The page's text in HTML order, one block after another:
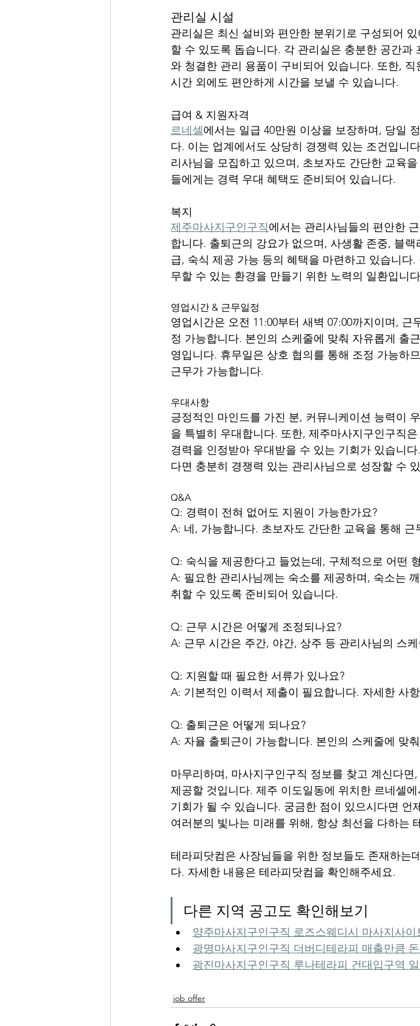
관리실 시설
관리실은 최신 설비와 편안한 분위기로 구성되어
할 수 있도록 돕습니다. 각 관리실은 충분한 공간과
와 청결한 관리 용품이 구비되어 있습니다. 또한,
시간 외에도 편안하게 시간을 보낼 수 있습니다.
급여 & 지원자격
르네셀에서는 일급 40만원 이상을 보장하며, 당일
다. 이는 업계에서도 상당히 경쟁력 있는 조건입니
리사님을 모집하고 있으며, 초보자도 간단한 교육
들에게는 경력 우대 혜택도 준비되어 있습니다.
복지
제주마사지구인구직에서는 관리사님들의 편안한
합니다. 출퇴근의 강요가 없으며, 사생활 존중, 블
급, 숙식 제공 가능 등의 혜택을 마련하고 있습니다
무할 수 있는 환경을 만들기 위한 노력의 일환입니
영업시간 & 근무일정
영업시간은 오전 11:00부터 새벽 07:00까지이며,
정 가능합니다. 본인의 스케줄에 맞춰 자유롭게 출
영입니다. 휴무일은 상호 협의를 통해 조정 가능하
근무가 가능합니다.
우대사항
긍정적인 마인드를 가진 분, 커뮤니케이션 능력이
을 특별히 우대합니다. 또한, 제주마사지구인구직
경력을 인정받아 우대받을 수 있는 기회가 있습니
다면 충분히 경쟁력 있는 관리사님으로 성장할 수
Q&A
Q: 경력이 전혀 없어도 지원이 가능한가요?
A: 네, 가능합니다. 초보자도 간단한 교육을 통해 근
Q: 숙식을 제공한다고 들었는데, 구체적으로 어떤
A: 필요한 관리사님께는 숙소를 제공하며, 숙소는
취할 수 있도록 준비되어 있습니다.
Q: 근무 시간은 어떻게 조정되나요?
A: 근무 시간은 주간, 야간, 상주 등 관리사님의 스
Q: 지원할 때 필요한 서류가 있나요?
A: 기본적인 이력서 제출이 필요합니다. 자세한 사
Q: 출퇴근은 어떻게 되나요?
A: 자율 출퇴근이 가능합니다. 본인의 스케줄에 맞
마무리하며, 마사지구인구직 정보를 찾고 계신다
제공할 것입니다. 제주 이도일동에 위치한 르네셀
기회가 될 수 있습니다. 궁금한 점이 있으시다면 언
여러분의 빛나는 미래를 위해, 항상 최선을 다하는
테라피닷컴은 사장님들을 위한 정보들도 존재하는
다. 자세한 내용은 테라피닷컴을 확인해주세요.
다른 지역 공고도 확인해보기
양주마사지구인구직 로즈스웨디시 마사지사
광명마사지구인구직 더버디테라피 매출만큼
광진마사지구인구직 루나테라피 건대입구역
job offer